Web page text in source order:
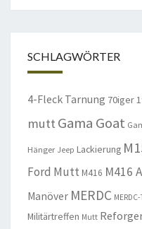
SCHLAGWÖRTER
4-Fleck Tarnung 70iger
mutt Gama Goat
Hänger Jeep Lackierung
Ford Mutt M416 M416
Manöver MERDC
Militärtreffen Mutt